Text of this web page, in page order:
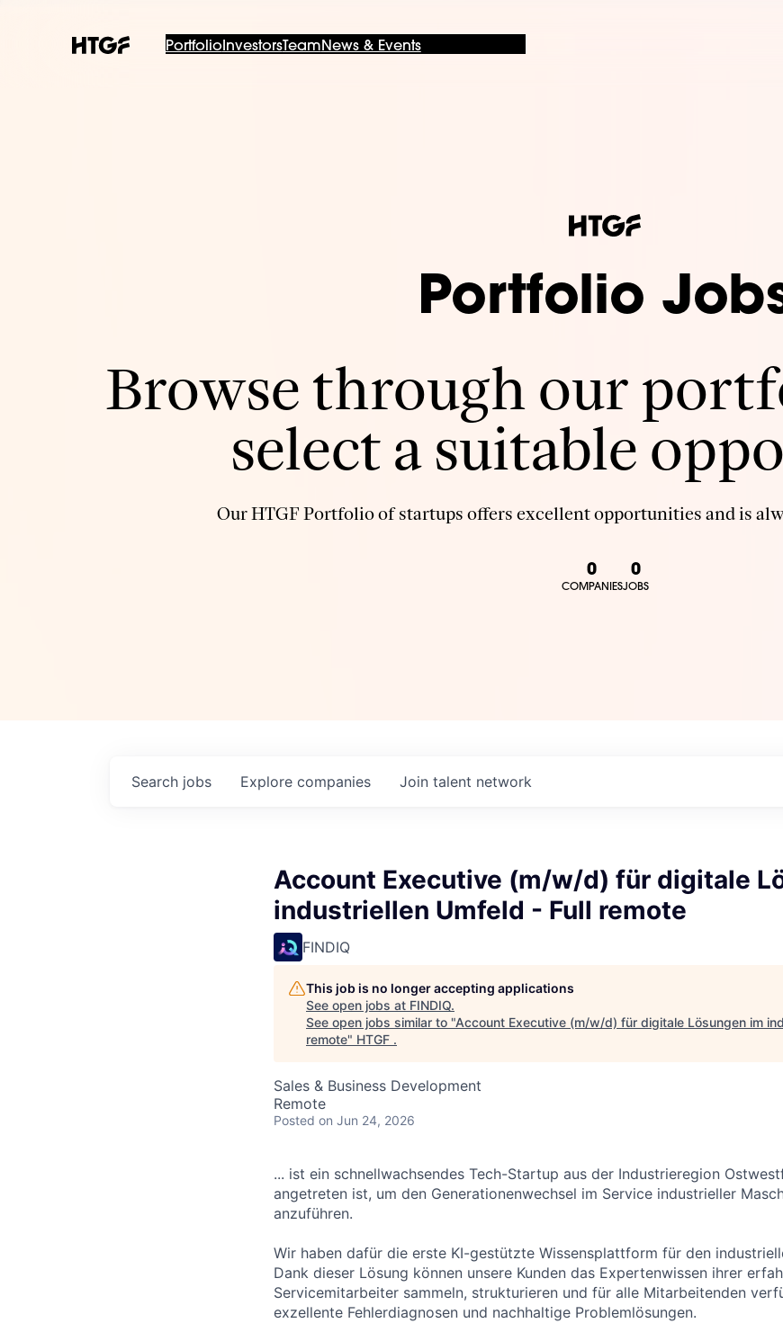
PortfolioInvestorsTeam News & Events
Portfolio
Browse through our
select a suitable
Our HTGF Portfolio of startups offers excellent opportunities and is
0
COMPANIES
0
JOBS
Search jobs Explore companies Join talent network
Account Executive (m/w/d) für digitale
industriellen Umfeld - Full remote
FINDIQ
This job is no longer accepting applications
See open jobs at FINDIQ.
See open jobs similar to "Account Executive (m/w/d) für digitale Lösungen im
remote" HTGF .
Sales & Business Development
Remote
Posted on Jun 24, 2026
... ist ein schnellwachsendes Tech-Startup aus der Industrieregion
angetreten ist, um den Generationenwechsel im Service industrieller
anzuführen.
Wir haben dafür die erste KI-gestützte Wissensplattform für den
Dank dieser Lösung können unsere Kunden das Expertenwissen ihrer
Servicemitarbeiter sammeln, strukturieren und für alle Mitarbeitenden
exzellente Fehlerdiagnosen und nachhaltige Problemlösungen.